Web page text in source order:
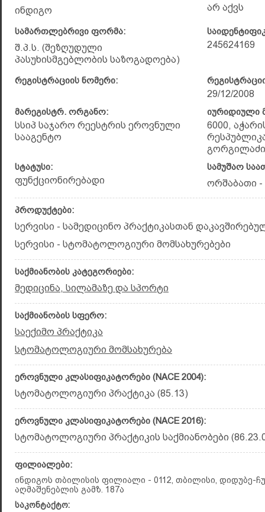
ინდიგო არ აქვს
სამართლებრივი ფორმა:
შ.პ.ს. (შეზღუდული
პასუხისმგებლობის საზოგადოება)
245624169
რეგისტრაციის ნომერი:
29/12/2008
მარეგისტრ. ორგანო:
სსიპ საჯარო რეესტრის ეროვნული
სააგენტო
იურიდიული
6000,
სტატუსი:
ფუნქციონირებადი
სამუშაო
ორშაბათი -
პროდუქტები:
სერვისი - სამედიცინო პრაქტიკასთან
სერვისი - სტომატოლოგიური მომსახურებები
საქმიანობის კატეგორიები:
მედიცინა, სილამაზე და სპორტი
საქმიანობის სფერო:
საექიმო პრაქტიკა
სტომატოლოგიური მომსახურება
ეროვნული კლასიფიკატორები (NACE 2004):
სტომატოლოგიური პრაქტიკა (85.13)
ეროვნული კლასიფიკატორები (NACE 2016):
სტომატოლოგიური პრაქტიკის საქმიანობები
ფილიალები:
ინდიგოს თბილისის ფილიალი - 0112, თბილისი, დიდუბე-
აღმაშენებლის გამზ. 187ა
საკონტაქტო: